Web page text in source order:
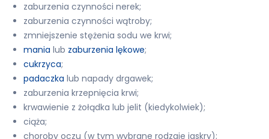
zaburzenia czynności nerek;
zaburzenia czynności wątroby;
zmniejszenie stężenia sodu we krwi;
mania lub zaburzenia lękowe;
cukrzyca;
padaczka lub napady drgawek;
zaburzenia krzepnięcia krwi;
krwawienie z żołądka lub jelit (kiedykolwiek);
ciąża;
choroby oczu (w tym wybrane rodzaje jaskry);